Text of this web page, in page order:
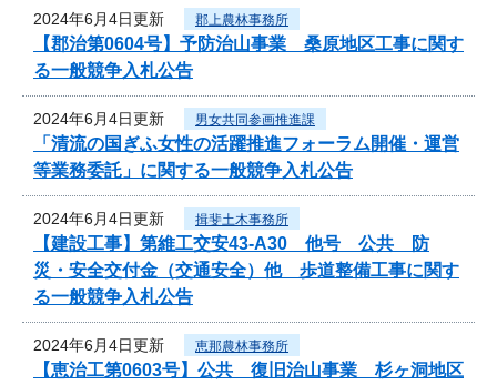
2024年6月4日更新 郡上農林事務所
【郡治第0604号】予防治山事業 桑原地区工事に関す
る一般競争入札公告
2024年6月4日更新 男女共同参画推進課
「清流の国ぎふ女性の活躍推進フォーラム開催・運営
等業務委託」に関する一般競争入札公告
2024年6月4日更新 揖斐土木事務所
【建設工事】第維工交安43-A30 他号 公共 防
災・安全交付金（交通安全）他 歩道整備工事に関す
る一般競争入札公告
2024年6月4日更新 恵那農林事務所
【恵治工第0603号】公共 復旧治山事業 杉ヶ洞地区